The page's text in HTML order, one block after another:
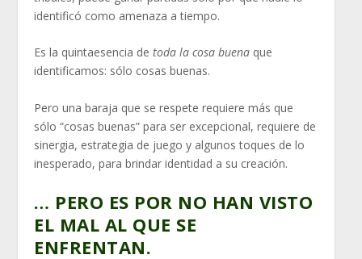
identificó como amenaza a tiempo.
Es la quintaesencia detoda la cosa buena que
identificamos: sólo cosas buenas.
Pero una baraja que se respete requiere más que
sólo “cosas buenas” para ser excepcional, requiere de
sinergia, estrategia de juego y algunos toques de lo
inesperado, para brindar identidad a su creación.
… PERO ES POR NO HAN VISTO
EL MAL AL QUE SE
ENFRENTAN.